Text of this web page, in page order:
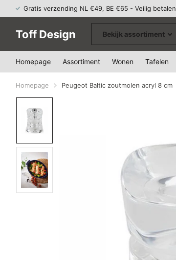
Gratis verzending NL €49, BE €65 - Veilig betalen
Toff Design Bekijk assortiment
Homepage Assortiment Wonen Tafelen
Homepage Peugeot Baltic zoutmolen acryl 8 cm